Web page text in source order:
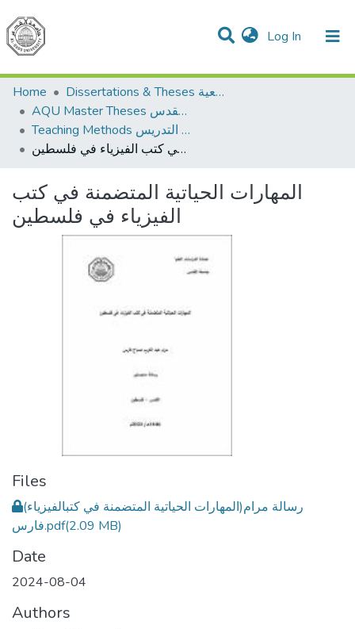
Log In (current)
Communities & Collections
All of DSpace
Home
Dissertations & Theses الرسائل الجامعية
AQU Master Theses الرسائل الجامعية الخاصة بجامعة القدس
Teaching Methods أساليب التدريس
المهارات الحياتية المتضمنة في كتب الفيزياء في فلسطين
المهارات الحياتية المتضمنة في كتب
الفيزياء في فلسطين
Files
(المهارات الحياتية المتضمنة في كتبالفيزياء)رسالة مرام
فارس.pdf(2.09 MB)
Date
2024-08-04
Authors